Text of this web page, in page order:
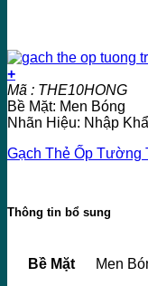
+
Mã : THE10HONG
Bề Mặt: Men Bóng
Nhãn Hiệu: Nhập
Gạch Thẻ Ốp Tường
Thông tin bổ sung
Bề Mặt Men